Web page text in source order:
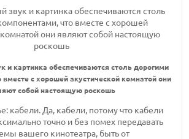
и картинка обеспечиваются столь дорогими
с хорошей акустической комнатой они
собой настоящую роскошь
кабели. Да, кабели, потому что кабели
точно и без помех передавать
вашего кинотеатра, быть от